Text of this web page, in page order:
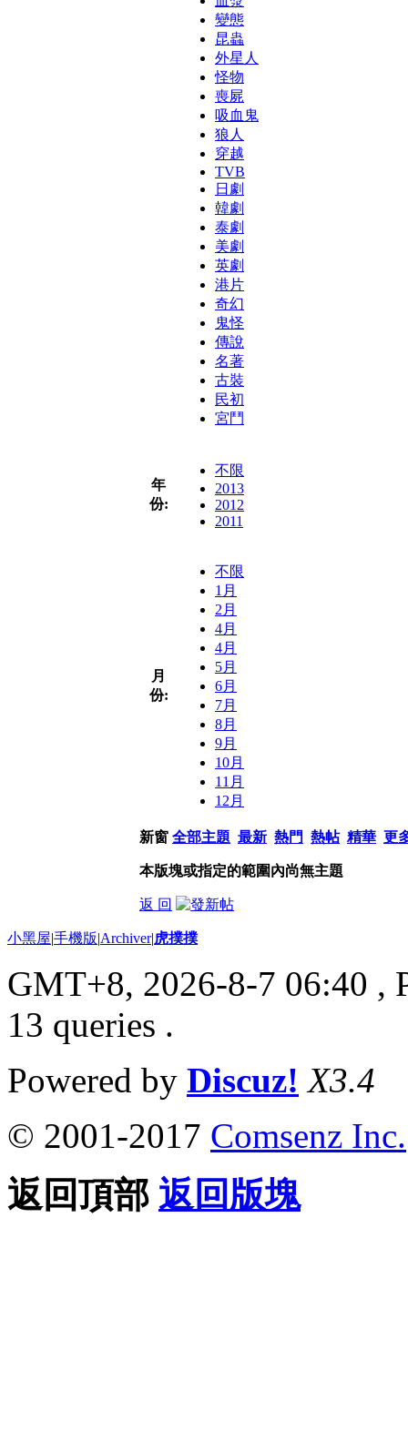
變態
昆蟲
外星人
怪物
喪屍
吸血鬼
狼人
穿越
TVB
日劇
韓劇
泰劇
美劇
英劇
港片
奇幻
鬼怪
傳說
名著
古裝
民初
宮鬥
年
份:
不限
2013
2012
2011
月
份:
不限
1月
2月
4月
4月
5月
6月
7月
8月
9月
10月
11月
12月
新窗 全部主題 最新 熱門 熱帖 精華 更
本版塊或指定的範圍內尚無主題
返 回
小黑屋|手機版|Archiver|虎撲撲
GMT+8, 2026-8-7 06:40 ,
13 queries .
Powered by Discuz! X3.4
© 2001-2017 Comsenz Inc.
返回頂部 返回版塊